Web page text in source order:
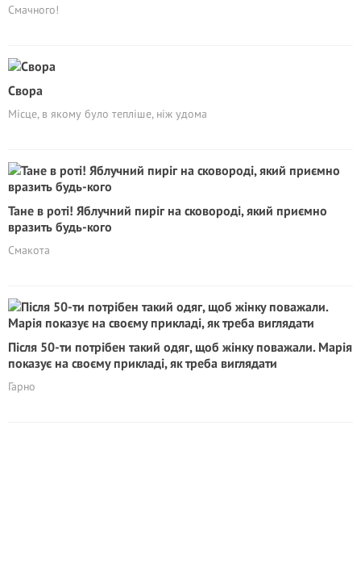
Смачного!
Свора
Місце, в якому було тепліше, ніж удома
Тане в роті! Яблучний пиріг на сковороді, який приємно
вразить будь-кого
Смакота
Після 50-ти потрібен такий одяг, щоб жінку поважали. Марія
показує на своєму прикладі, як треба виглядати
Гарно